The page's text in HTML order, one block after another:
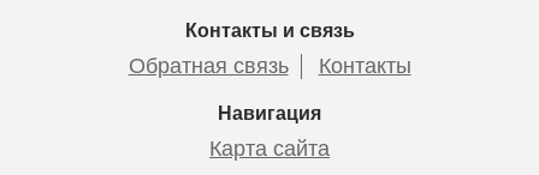
Контакты и связь
Обратная связь Контакты
Навигация
Карта сайта